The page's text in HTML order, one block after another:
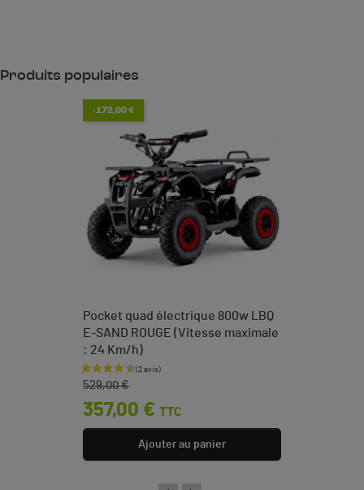
Produits populaires
-172,00 €
Pocket quad électrique 800w LBQ
E-SAND ROUGE (Vitesse maximale
: 24 Km/h)
Prix de base
529,00 €
Prix
357,00 € TTC
Ajouter au panier